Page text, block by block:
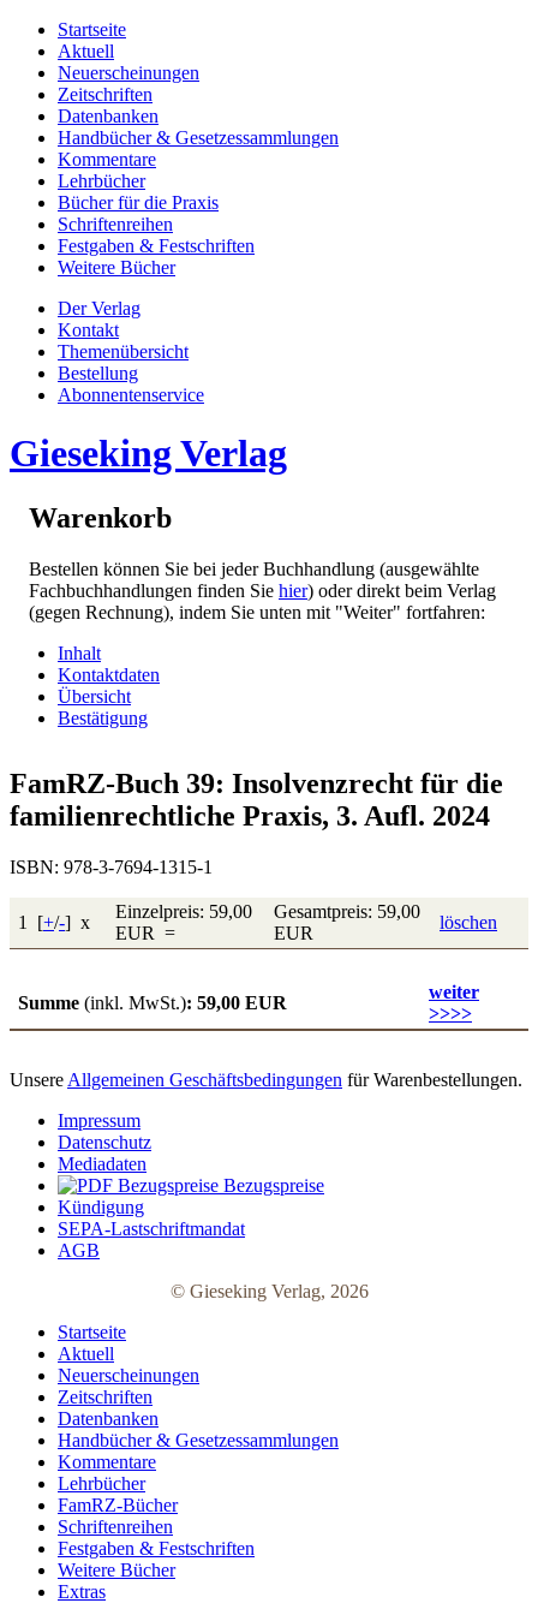
Startseite
Aktuell
Neuerscheinungen
Zeitschriften
Datenbanken
Handbücher & Gesetzessammlungen
Kommentare
Lehrbücher
Bücher für die Praxis
Schriftenreihen
Festgaben & Festschriften
Weitere Bücher
Der Verlag
Kontakt
Themenübersicht
Bestellung
Abonnentenservice
Gieseking Verlag
Warenkorb
Bestellen können Sie bei jeder Buchhandlung (ausgewählte
Fachbuchhandlungen finden Sie hier) oder direkt beim Verlag
(gegen Rechnung), indem Sie unten mit "Weiter" fortfahren:
Inhalt
Kontaktdaten
Übersicht
Bestätigung
FamRZ-Buch 39: Insolvenzrecht für die
familienrechtliche Praxis, 3. Aufl. 2024
ISBN: 978-3-7694-1315-1
1 [+/-] x
Einzelpreis: 59,00
EUR =
Gesamtpreis: 59,00
EUR
löschen
Summe (inkl. MwSt.): 59,00 EUR
weiter
>>>>
Unsere Allgemeinen Geschäftsbedingungen für Warenbestellungen.
Impressum
Datenschutz
Mediadaten
Bezugspreise
Kündigung
SEPA-Lastschriftmandat
AGB
© Gieseking Verlag, 2026
Startseite
Aktuell
Neuerscheinungen
Zeitschriften
Datenbanken
Handbücher & Gesetzessammlungen
Kommentare
Lehrbücher
FamRZ-Bücher
Schriftenreihen
Festgaben & Festschriften
Weitere Bücher
Extras